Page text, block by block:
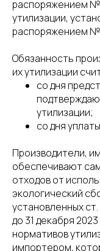
распоряжением №
утилизации,
распоряжением №
Обязанность
их утилизации
со дня
утилизации;
со дня
Производители,
обеспечивают
отходов от
экологический
установленных
до 31 декабря
нормативов
импортером,